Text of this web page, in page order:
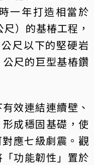
一年打造相當於
）的基椿工程，
尺以下的堅硬岩
尺的巨型基樁鑽
效連結連續壁、
成穩固基礎，使
應七級劇震。觀
功能韌性」置於